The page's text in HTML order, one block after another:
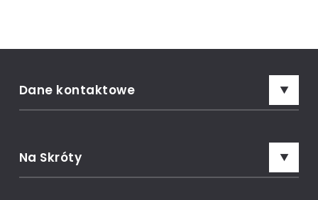
Dane kontaktowe
Prime Garage, ul. Marsów 15, 34-600 Limanowa
Na Skróty